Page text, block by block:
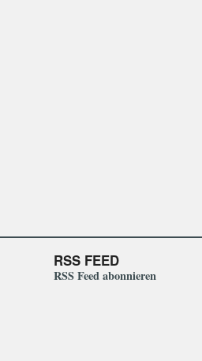
RSS FEED
RSS Feed abonnieren